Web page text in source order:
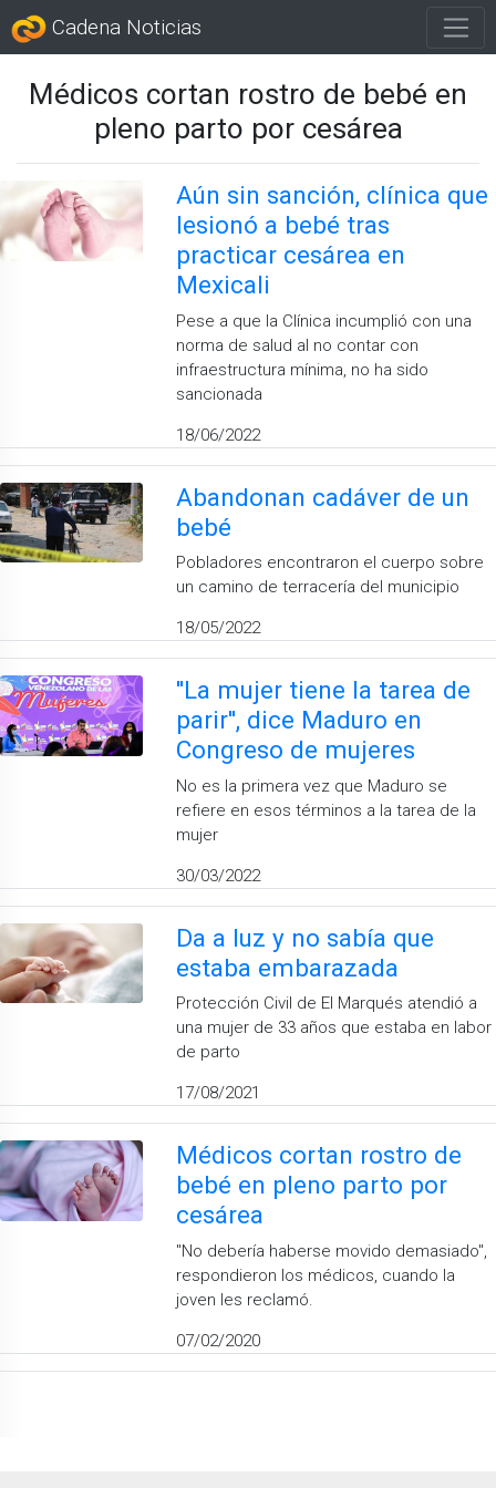
Cadena Noticias
Médicos cortan rostro de bebé en
pleno parto por cesárea
Aún sin sanción, clínica que
lesionó a bebé tras
practicar cesárea en
Mexicali
Pese a que la Clínica incumplió con una
norma de salud al no contar con
infraestructura mínima, no ha sido
sancionada
18/06/2022
Abandonan cadáver de un
bebé
Pobladores encontraron el cuerpo sobre
un camino de terracería del municipio
18/05/2022
''La mujer tiene la tarea de
parir'', dice Maduro en
Congreso de mujeres
No es la primera vez que Maduro se
refiere en esos términos a la tarea de la
mujer
30/03/2022
Da a luz y no sabía que
estaba embarazada
Protección Civil de El Marqués atendió a
una mujer de 33 años que estaba en labor
de parto
17/08/2021
Médicos cortan rostro de
bebé en pleno parto por
cesárea
"No debería haberse movido demasiado",
respondieron los médicos, cuando la
joven les reclamó.
07/02/2020